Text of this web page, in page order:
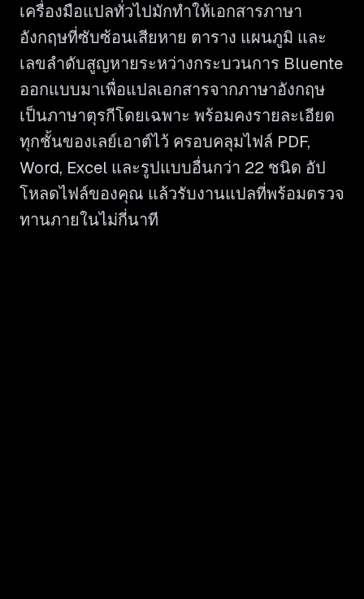
เครื่องมือแปลทั่วไปมักทำให้เอกสารภาษา
อังกฤษที่ซับซ้อนเสียหาย ตาราง แผนภูมิ และ
เลขลำดับสูญหายระหว่างกระบวนการ Bluente
ออกแบบมาเพื่อแปลเอกสารจากภาษาอังกฤษ
เป็นภาษาตุรกีโดยเฉพาะ พร้อมคงรายละเอียด
ทุกชั้นของเลย์เอาต์ไว้ ครอบคลุมไฟล์ PDF,
Word, Excel และรูปแบบอื่นกว่า 22 ชนิด อัป
โหลดไฟล์ของคุณ แล้วรับงานแปลที่พร้อมตรวจ
ทานภายในไม่กี่นาที